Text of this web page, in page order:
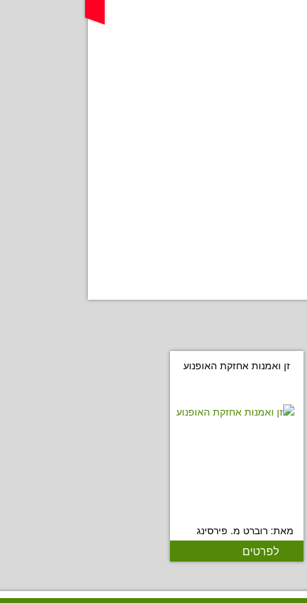
זן ואמנות אחזקת האופנוע
מאת: רוברט מ. פירסינג
לפרטים